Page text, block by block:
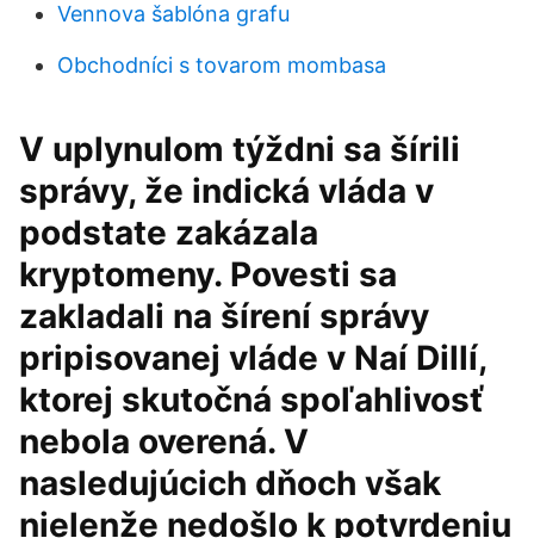
Vennova šablóna grafu
Obchodníci s tovarom mombasa
V uplynulom týždni sa šírili
správy, že indická vláda v
podstate zakázala
kryptomeny. Povesti sa
zakladali na šírení správy
pripisovanej vláde v Naí Dillí,
ktorej skutočná spoľahlivosť
nebola overená. V
nasledujúcich dňoch však
nielenže nedošlo k potvrdeniu